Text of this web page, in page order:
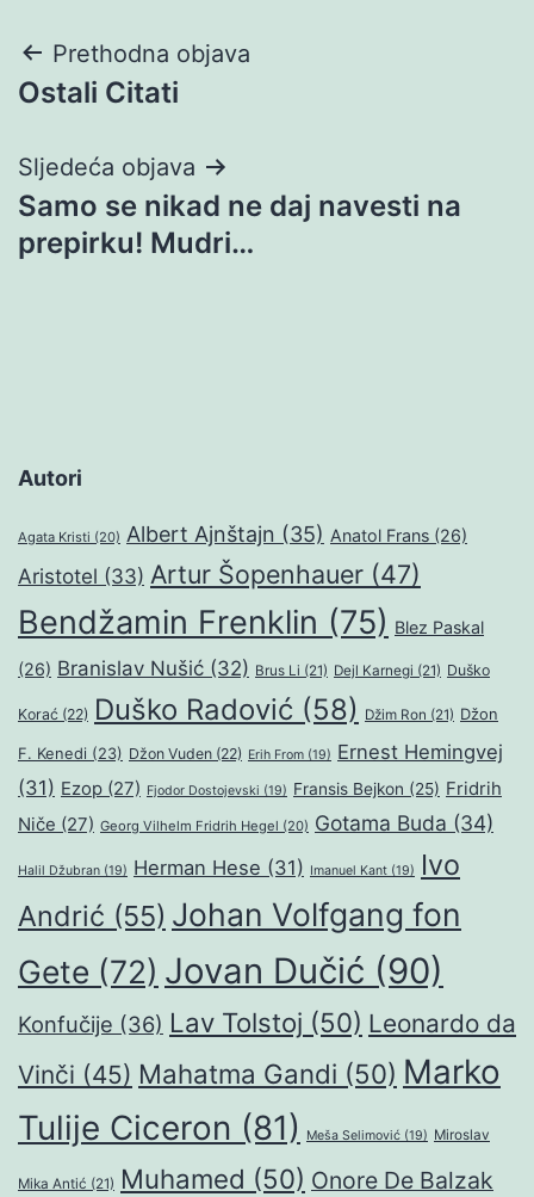
Navigacija
objava
Prethodna objava
Ostali Citati
Sljedeća objava
Samo se nikad ne daj navesti na
prepirku! Mudri…
Autori
Agata Kristi (20) Albert Ajnštajn (35) Anatol Frans (26)
Aristotel (33) Artur Šopenhauer (47)
Bendžamin Frenklin (75) Blez Paskal
(26) Branislav Nušić (32) Brus Li (21) Dejl Karnegi (21) Duško
Korać (22) Duško Radović (58) Džim Ron (21) Džon
F. Kenedi (23) Džon Vuden (22) Erih From (19) Ernest Hemingvej
(31) Ezop (27) Fjodor Dostojevski (19) Fransis Bejkon (25) Fridrih
Niče (27) Georg Vilhelm Fridrih Hegel (20) Gotama Buda (34)
Halil Džubran (19) Herman Hese (31) Imanuel Kant (19)
Ivo
Andrić (55) Johan Volfgang fon
Gete (72) Jovan Dučić (90)
Konfučije (36) Lav Tolstoj (50) Leonardo da
Vinči (45) Mahatma Gandi (50) Marko
Tulije Ciceron (81) Meša Selimović (19) Miroslav
Mika Antić (21) Muhamed (50) Onore De Balzak